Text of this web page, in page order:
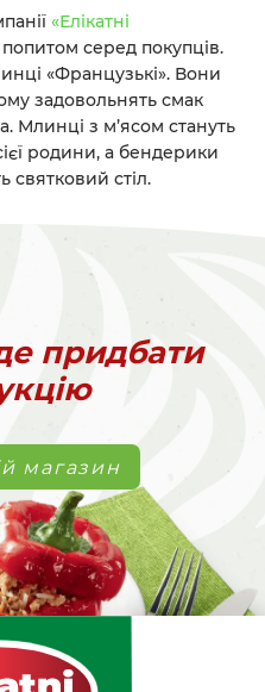
«Елікатні
серед покупців.
«Французькі». Вони
задовольнять смак
Млинці з м’ясом стануть
родини, а бендерики
святковий стіл.
придбати
магазин